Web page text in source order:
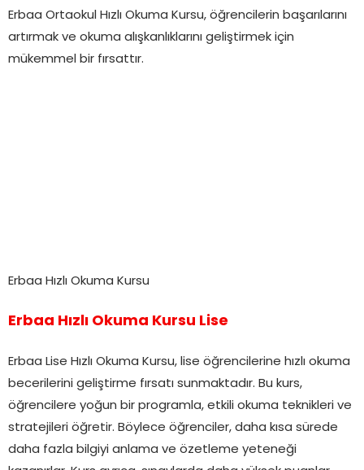
Erbaa Ortaokul Hızlı Okuma Kursu, öğrencilerin başarılarını
artırmak ve okuma alışkanlıklarını geliştirmek için
mükemmel bir fırsattır.
Erbaa Hızlı Okuma Kursu
Erbaa Hızlı Okuma Kursu Lise
Erbaa Lise Hızlı Okuma Kursu, lise öğrencilerine hızlı okuma
becerilerini geliştirme fırsatı sunmaktadır. Bu kurs,
öğrencilere yoğun bir programla, etkili okuma teknikleri ve
stratejileri öğretir. Böylece öğrenciler, daha kısa sürede
daha fazla bilgiyi anlama ve özetleme yeteneği